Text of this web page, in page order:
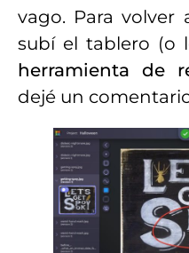
vago. Para volver
subí el tablero (o
herramienta de
dejé un